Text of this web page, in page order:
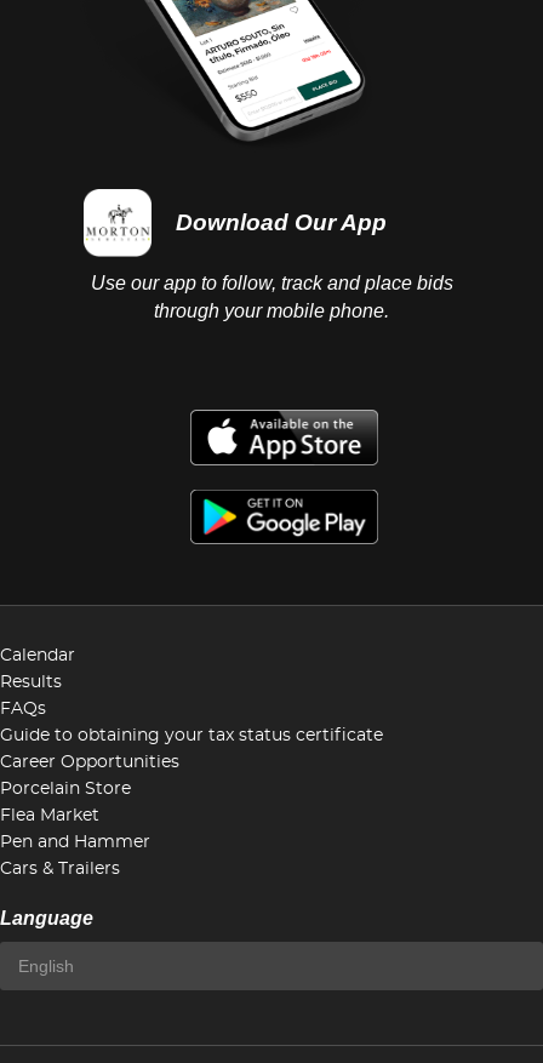
Download Our App
Use our app to follow, track and place bids
through your mobile phone.
Calendar
Results
FAQs
Guide to obtaining your tax status certificate
Career Opportunities
Porcelain Store
Flea Market
Pen and Hammer
Cars & Trailers
Language